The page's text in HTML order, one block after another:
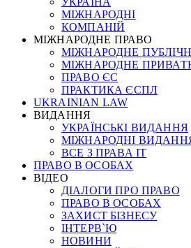
МІЖНАРОДНІ
КОМПАНІЙ
МІЖНАРОДНЕ ПРАВО
МІЖНАРОДНЕ
МІЖНАРОДНЕ
ПРАВО ЄС
ПРАКТИКА ЄСПЛ
UKRAINIAN LAW
ВИДАННЯ
УКРАЇНСЬКІ ВИДАННЯ
МІЖНАРОДНІ
ВСЕ З ПРАВА ІТ
ПРАВО В ОСОБАХ
ВІДЕО
ДІАЛОГИ ПРО ПРАВО
ПРАВО В ОСОБАХ
ЗАХИСТ БІЗНЕСУ
ІНТЕРВ`Ю
НОВИНИ